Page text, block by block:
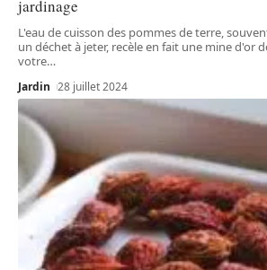
jardinage
L'eau de cuisson des pommes de terre,
un déchet à jeter, recèle en fait une mine d'or
votre…
Jardin 28 juillet 2024